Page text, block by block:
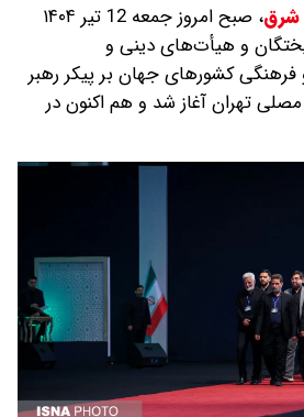
شرق،
صبح امروز جمعه 12 تیر ۱۴۰۴
و هیأت‌های دینی و
کشورهای جهان بر پیکر رهبر
تهران آغاز شد و هم اکنون در